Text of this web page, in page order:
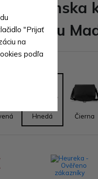
dámska
Hnedá Čierna
"Prijať
na
podľa